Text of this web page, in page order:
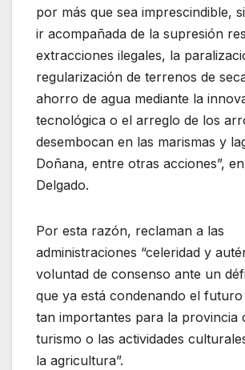
por más que sea imprescindible,
ir acompañada de la supresión
extracciones ilegales, la
regularización de terrenos de sec
ahorro de agua mediante la
tecnológica o el arreglo de los
desembocan en las marismas y
Doñana, entre otras acciones”,
Delgado.
Por esta razón, reclaman a las
administraciones “celeridad y
voluntad de consenso ante un
que ya está condenando el futuro
tan importantes para la provincia
turismo o las actividades
la agricultura”.